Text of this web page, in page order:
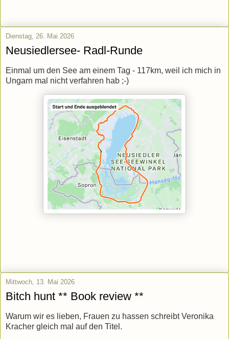
Dienstag, 26. Mai 2026
Neusiedlersee- Radl-Runde
Einmal um den See am einem Tag - 117km, weil ich mich in
Ungarn mal nicht verfahren hab ;-)
Mittwoch, 13. Mai 2026
Bitch hunt ** Book review **
Warum wir es lieben, Frauen zu hassen schreibt Veronika
Kracher gleich mal auf den Titel.